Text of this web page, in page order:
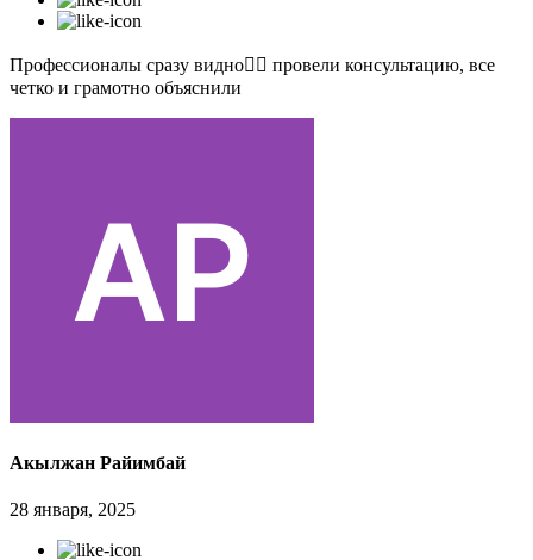
Профессионалы сразу видно👍🏻 провели консультацию, все
четко и грамотно объяснили
Акылжан Райимбай
28 января, 2025